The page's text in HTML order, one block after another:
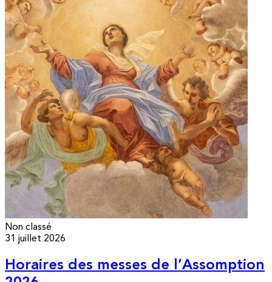
Non classé
31 juillet 2026
Horaires des messes de l’Assomption